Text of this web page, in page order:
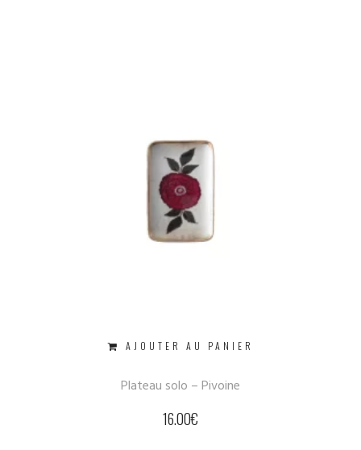
AJOUTER AU PANIER
Plateau solo – Pivoine
16.00€